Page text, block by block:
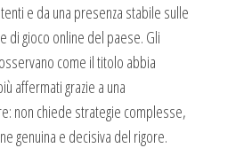
e da una presenza stabile sulle
di gioco online del paese. Gli
come il titolo abbia
affermati grazie a una
non chiede strategie complesse,
genuina e decisiva del rigore.